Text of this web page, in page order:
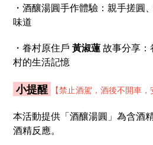
・酒釀湯圓手作體驗：親手搓圓
味道
・眷村原住戶黃淑蓮故事分享
村的生活記憶
小提醒 【禁止酒駕，酒後不開車，
本活動提供「酒釀湯圓」為含酒
酒精反應。